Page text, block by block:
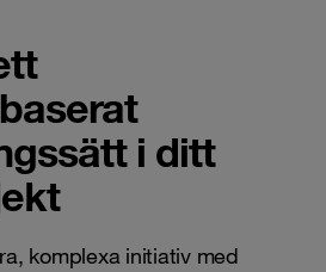
i ditt
komplexa initiativ med